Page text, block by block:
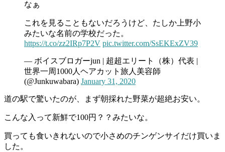
なぁ
これを見ることもないだろうけど、たしか上野小
みたいな名前の学校だった。
https://t.co/zz2IRp7P2V pic.twitter.com/SsEKExZV39
— ボイスブロガーjun | 超超エリート（株）代表 |
世界一周1000人ヘアカット旅人美容師
(@Junkuwabara) January 31, 2020
道の駅で驚いたのが、まず朝採れた野菜が超絶お安い。
こんな入って新鮮で100円？？みたいな。
買っても食いきれないので小さめのチンゲンサイだけ買いま
した。